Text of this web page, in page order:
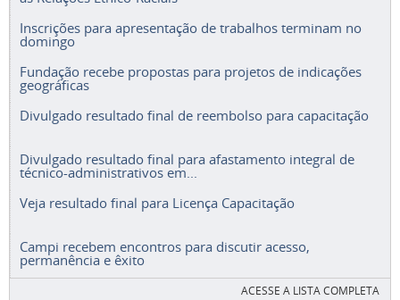
Inscrições para apresentação de trabalhos terminam no
domingo
Fundação recebe propostas para projetos de indicações
geográficas
Divulgado resultado final de reembolso para capacitação
Divulgado resultado final para afastamento integral de
técnico-administrativos em...
Veja resultado final para Licença Capacitação
Campi recebem encontros para discutir acesso,
permanência e êxito
ACESSE A LISTA COMPLETA